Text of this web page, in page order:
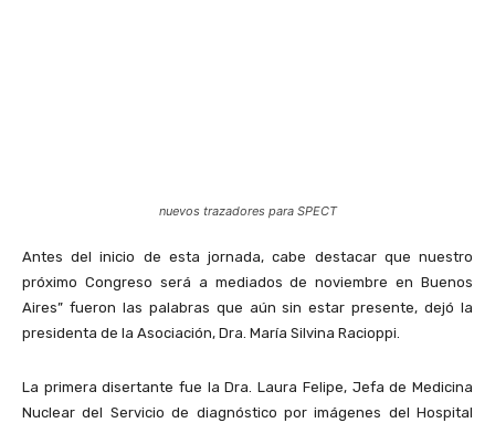
nuevos trazadores para SPECT
Antes del inicio de esta jornada, cabe destacar que nuestro
próximo Congreso será a mediados de noviembre en Buenos
Aires” fueron las palabras que aún sin estar presente, dejó la
presidenta de la Asociación, Dra. María Silvina Racioppi.
La primera disertante fue la Dra. Laura Felipe, Jefa de Medicina
Nuclear del Servicio de diagnóstico por imágenes del Hospital